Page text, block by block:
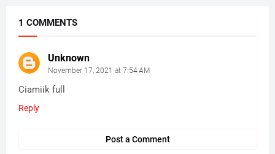
1 COMMENTS
Unknown
November 17, 2021 at 7:54 AM
Ciamiik full
Reply
Post a Comment